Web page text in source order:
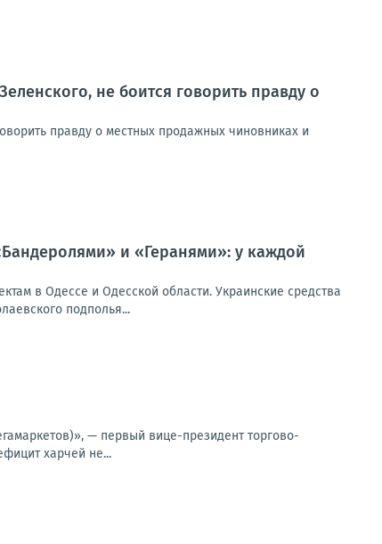
не боится говорить правду о
правду о местных продажных чиновниках и
и «Геранями»: у каждой
в Одессе и Одесской области. Украинские средства
подполья...
— первый вице-президент торгово-
харчей не...